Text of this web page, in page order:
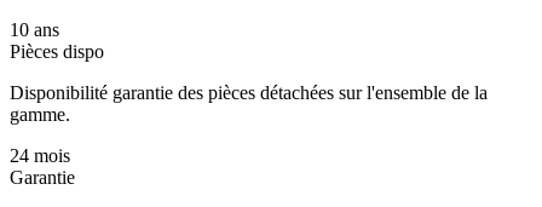
10 ans
Pièces dispo
Disponibilité garantie des pièces détachées sur l'ensemble de la
gamme.
24 mois
Garantie